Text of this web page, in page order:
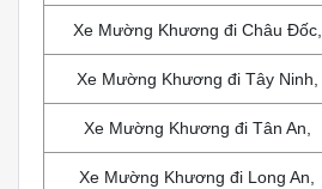
Xe Mường Khương đi Châu Đốc,
Xe Mường Khương đi Tây Ninh,
Xe Mường Khương đi Tân An,
Xe Mường Khương đi Long An,